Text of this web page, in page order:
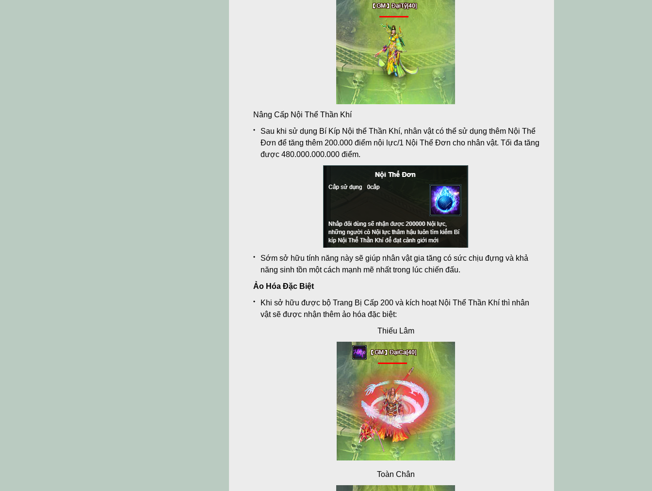
Nâng Cấp Nội Thể Thần Khí
Sau khi sử dụng Bí Kíp Nội thể Thần Khí, nhân vật có thể sử dụng thêm Nội Thể
Đơn để tăng thêm 200.000 điểm nội lực/1 Nội Thể Đơn cho nhân vật. Tối đa tăng
được 480.000.000.000 điểm.
Sớm sở hữu tính năng này sẽ giúp nhân vật gia tăng có sức chịu đựng và khả
năng sinh tồn một cách mạnh mẽ nhất trong lúc chiến đấu.
Ảo Hóa Đặc Biệt
Khi sở hữu được bộ Trang Bị Cấp 200 và kích hoạt Nội Thể Thần Khí thì nhân
vật sẽ được nhận thêm ảo hóa đặc biệt:
Thiếu Lâm
Toàn Chân